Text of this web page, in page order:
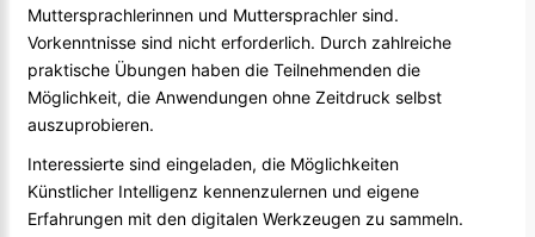
Muttersprachlerinnen und Muttersprachler sind.
Vorkenntnisse sind nicht erforderlich. Durch zahlreiche
praktische Übungen haben die Teilnehmenden die
Möglichkeit, die Anwendungen ohne Zeitdruck selbst
auszuprobieren.
Interessierte sind eingeladen, die Möglichkeiten
Künstlicher Intelligenz kennenzulernen und eigene
Erfahrungen mit den digitalen Werkzeugen zu sammeln.